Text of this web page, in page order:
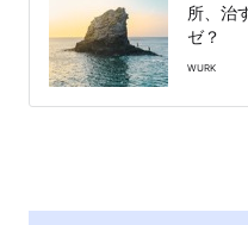
所、治
ゼ？
WURK